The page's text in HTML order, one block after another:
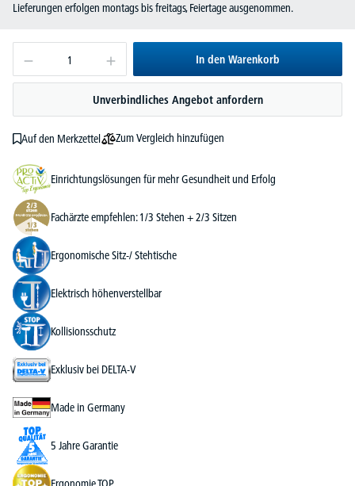
Lieferungen erfolgen montags bis freitags, Feiertage ausgenommen.
In den Warenkorb
Unverbindliches Angebot anfordern
Auf den Merkzettel Zum Vergleich hinzufügen
Einrichtungslösungen für mehr Gesundheit und Erfolg
Fachärzte empfehlen: 1/3 Stehen + 2/3 Sitzen
Ergonomische Sitz-/ Stehtische
Elektrisch höhenverstellbar
Kollisionsschutz
Exklusiv bei DELTA-V
Made in Germany
5 Jahre Garantie